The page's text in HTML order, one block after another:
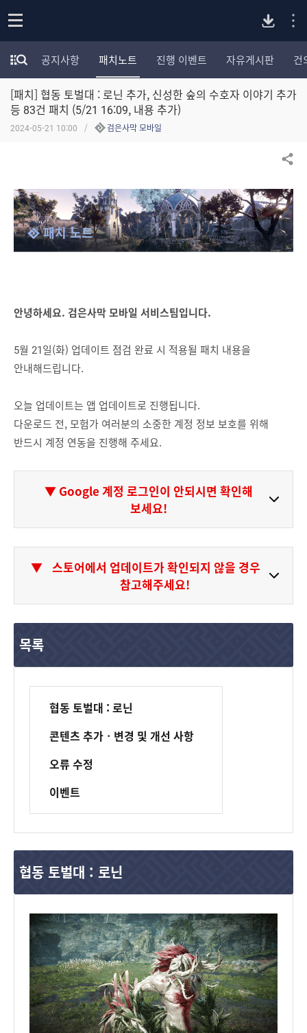
p
e
n
운
로
모
험
가
포
카
전
체
보
기
공지사항 패치노트 진행 이벤트 자유게시판 건
[패치] 협동 토벌대 : 로닌 추가, 신성한 숲의 수호자 이야기 추가
등 83건 패치 (5/21 16:09, 내용 추가)
2024-05-21 10:00 검은사막 모바일
공유하기
패치 노트
안녕하세요. 검은사막 모바일 서비스팀입니다.
5월 21일(화) 업데이트 점검 완료 시 적용될 패치 내용을
안내해드립니다.
오늘 업데이트는 앱 업데이트로 진행됩니다.
다운로드 전, 모험가 여러분의 소중한 계정 정보 보호를 위해
반드시 계정 연동을 진행해 주세요.
▼ Google 계정 로그인이 안되시면 확인해
보세요!
▼ 스토어에서 업데이트가 확인되지 않을 경우
참고해주세요!
목록
협동 토벌대 : 로닌
콘텐츠 추가ㆍ변경 및 개선 사항
오류 수정
이벤트
협동 토벌대 : 로닌